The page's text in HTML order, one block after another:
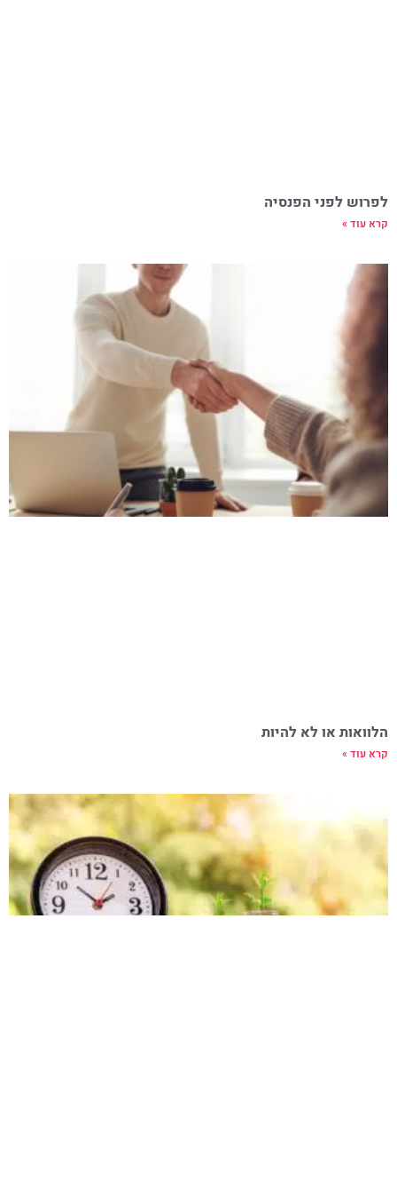
לפרוש לפני הפנסיה
קרא עוד »
הלוואות או לא להיות
קרא עוד »